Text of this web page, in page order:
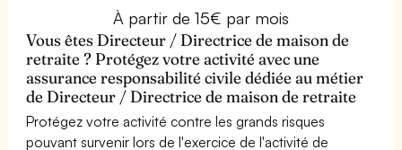
À partir de 15€ par mois
Vous êtes Directeur / Directrice de maison de
retraite ? Protégez votre activité avec une
assurance responsabilité civile dédiée au métier
de Directeur / Directrice de maison de retraite
Protégez votre activité contre les grands risques
pouvant survenir lors de l'exercice de l'activité de